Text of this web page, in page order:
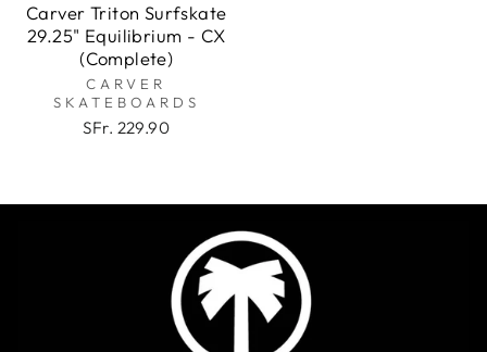
Carver Triton Surfskate
29.25" Equilibrium - CX
(Complete)
CARVER
SKATEBOARDS
SFr. 229.90